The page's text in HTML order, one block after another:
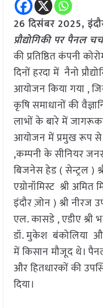
26 दिसंबर 2025,
प्रौद्योगिकी पर पैनल
की प्रतिष्ठित कंपनी
दिनों हरदा में नैनो
आयोजन किया गया ,
कृषि समाधानों की
लाभों के बारे में
आयोजन में प्रमुख रूप से
,कम्पनी के सीनियर
बिजनेस हेड ( सेन्ट्रल )
एग्रोनॉमिस्ट श्री
इंदौर ज़ोन ) श्री नीरज
एल. कासडे , एडीए श्री
डॉ. मुकेश बंकोलिया
में किसान मौजूद थे।
और हितधारकों की
दिया।